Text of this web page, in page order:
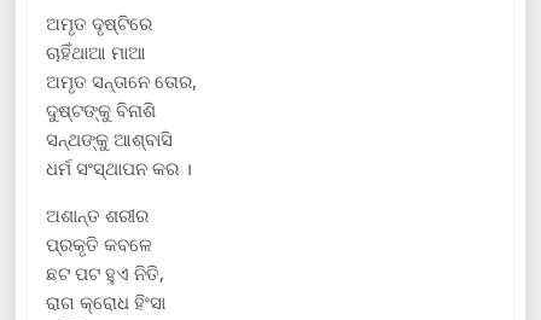
ଅମୃତ ଦୃଷ୍ଟିରେ
ଚାହିଁଥାଆ ମାଆ
ଅମୃତ ସନ୍ତାନେ ତୋର,
ଦୁଷ୍ଟଙ୍କୁ ବିନାଶି
ସନ୍ଥଙ୍କୁ ଆଶ୍ବାସି
ଧର୍ମ ସଂସ୍ଥାପନ କର ।
ଅଶାନ୍ତ ଶରୀର
ପ୍ରକୃତି କବଳେ
ଛଟ ପଟ ହୁଏ ନିତି,
ରାଗ କ୍ରୋଧ ହିଂସା